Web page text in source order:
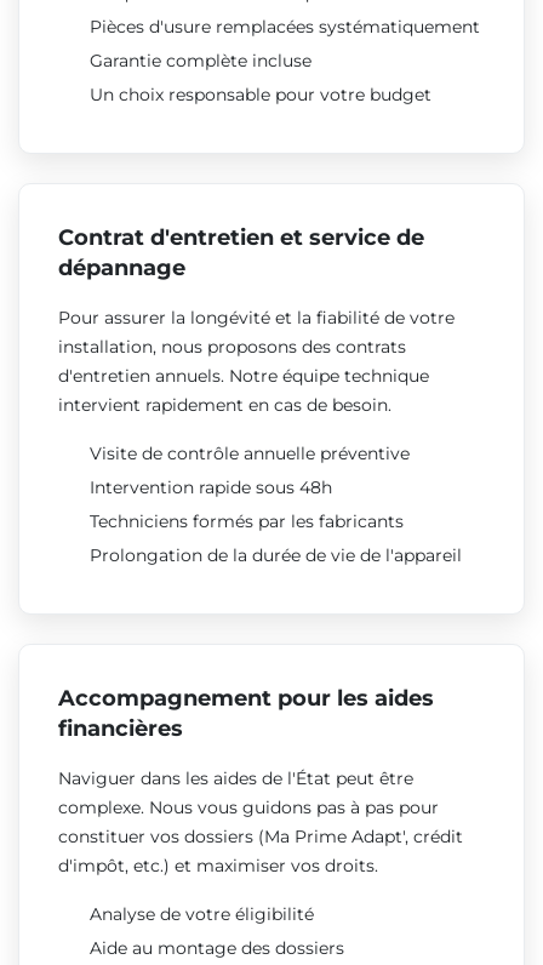
Pièces d'usure remplacées systématiquement
Garantie complète incluse
Un choix responsable pour votre budget
Contrat d'entretien et service de
dépannage
Pour assurer la longévité et la fiabilité de votre
installation, nous proposons des contrats
d'entretien annuels. Notre équipe technique
intervient rapidement en cas de besoin.
Visite de contrôle annuelle préventive
Intervention rapide sous 48h
Techniciens formés par les fabricants
Prolongation de la durée de vie de l'appareil
Accompagnement pour les aides
financières
Naviguer dans les aides de l'État peut être
complexe. Nous vous guidons pas à pas pour
constituer vos dossiers (Ma Prime Adapt', crédit
d'impôt, etc.) et maximiser vos droits.
Analyse de votre éligibilité
Aide au montage des dossiers